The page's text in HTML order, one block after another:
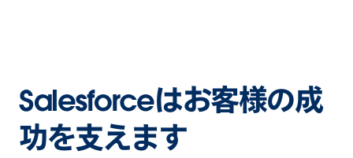
Salesforceはお客様の成
功を支えます